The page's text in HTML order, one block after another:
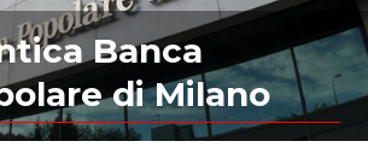
Banca
di Milano